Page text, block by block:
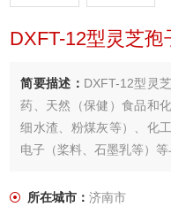
DXFT-12型灵芝
简要描述： DXFT-12型灵
药、天然（保健）食品和
细水渣、粉煤灰等）、化
电子（桨料、石墨乳等）
所在城市：济南市